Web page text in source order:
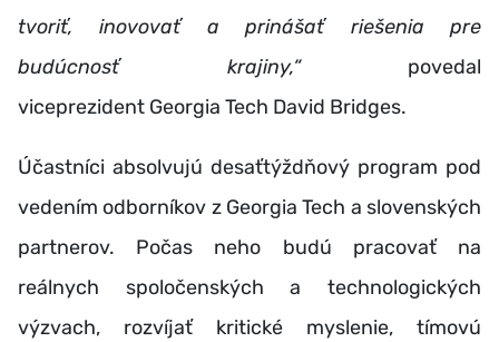
tvoriť, inovovať a prinášať riešenia pre
budúcnosť krajiny,“povedal
viceprezident Georgia Tech David Bridges.
Účastníci absolvujú desaťtýždňový program pod
vedením odborníkov z Georgia Tech a slovenských
partnerov. Počas neho budú pracovať na
reálnych spoločenských a technologických
výzvach, rozvíjať kritické myslenie, tímovú